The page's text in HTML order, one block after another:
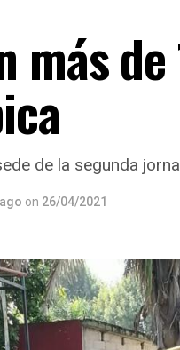
más
de la segunda
on 26/04/2021